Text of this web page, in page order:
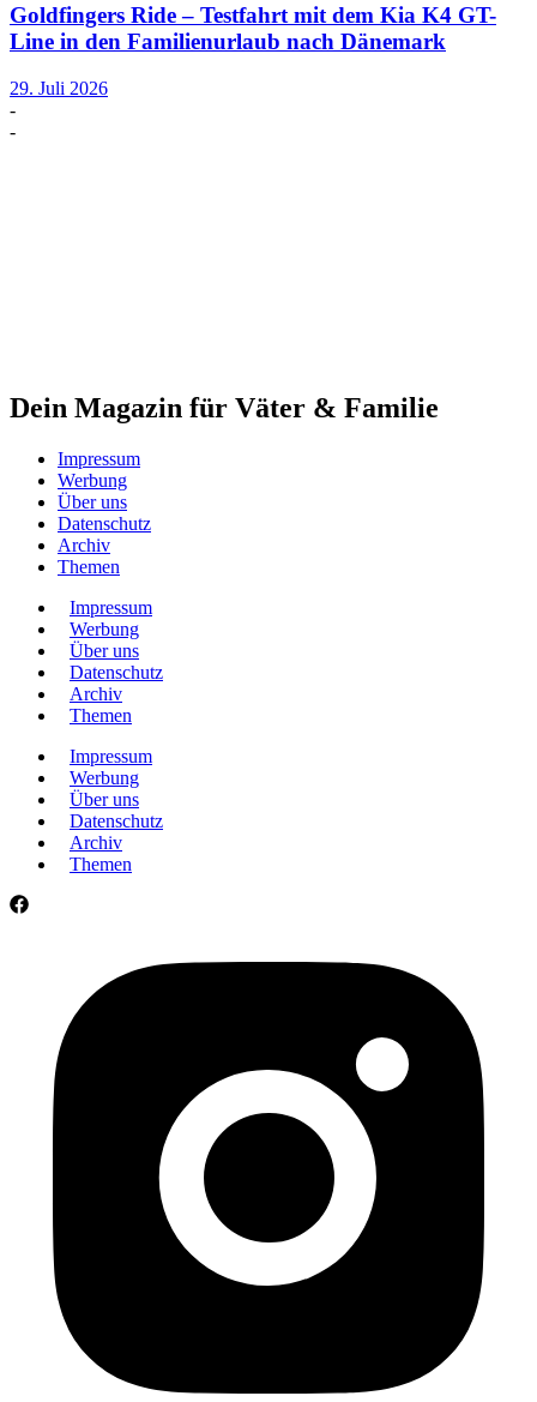
Goldfingers Ride – Testfahrt mit dem Kia K4 GT-
Line in den Familienurlaub nach Dänemark
29. Juli 2026
-
-
Dein Magazin für Väter & Familie
Impressum
Werbung
Über uns
Datenschutz
Archiv
Themen
Impressum
Werbung
Über uns
Datenschutz
Archiv
Themen
Impressum
Werbung
Über uns
Datenschutz
Archiv
Themen